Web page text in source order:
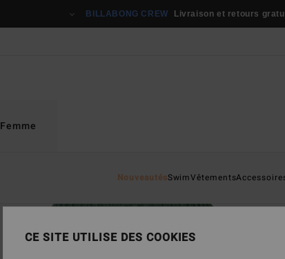
BILLABONG CREW Livraison et retours
Femme
NouveautésSwimVêtements
CE SITE UTILISE DES COOKIES